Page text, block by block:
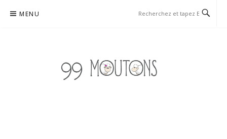
MENU